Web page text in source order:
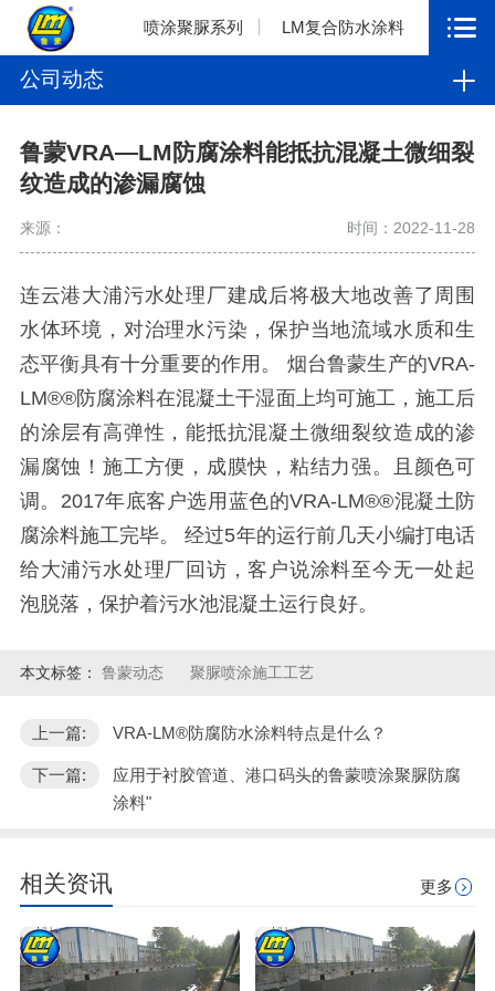
喷涂聚脲系列 LM复合防水涂料
公司动态
鲁蒙VRA—LM防腐涂料能抵抗混凝土微细裂
纹造成的渗漏腐蚀
来源： 时间：2022-11-28
连云港大浦污水处理厂建成后将极大地改善了周围
水体环境，对治理水污染，保护当地流域水质和生
态平衡具有十分重要的作用。 烟台鲁蒙生产的VRA-
LM®®防腐涂料在混凝土干湿面上均可施工，施工后
的涂层有高弹性，能抵抗混凝土微细裂纹造成的渗
漏腐蚀！施工方便，成膜快，粘结力强。且颜色可
调。2017年底客户选用蓝色的VRA-LM®®混凝土防
腐涂料施工完毕。 经过5年的运行前几天小编打电话
给大浦污水处理厂回访，客户说涂料至今无一处起
泡脱落，保护着污水池混凝土运行良好。
本文标签： 鲁蒙动态 聚脲喷涂施工工艺
上一篇: VRA-LM®防腐防水涂料特点是什么？
下一篇:
应用于衬胶管道、港口码头的鲁蒙喷涂聚脲防腐
涂料"
相关资讯 更多